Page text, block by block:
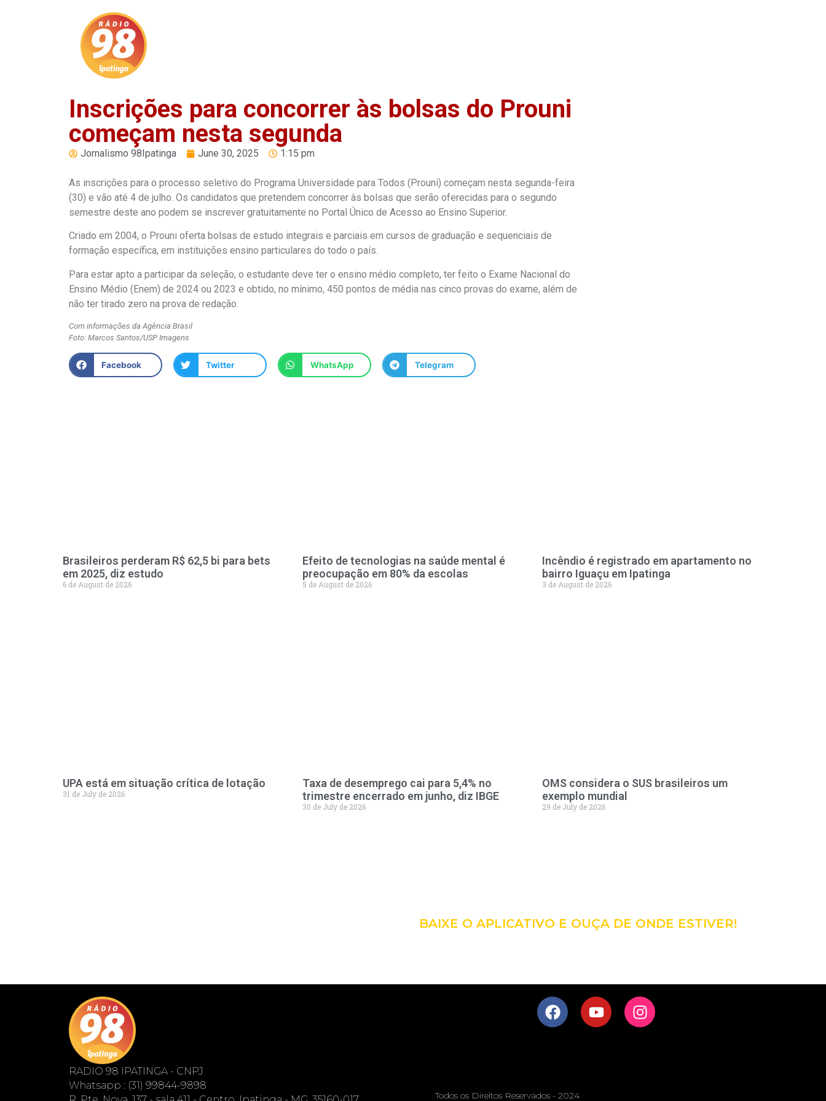
Inscrições para concorrer às bolsas do Prouni
começam nesta segunda
Jornalismo 98Ipatinga June 30, 2025 1:15 pm
As inscrições para o processo seletivo do Programa Universidade para Todos (Prouni) começam nesta segunda-feira
(30) e vão até 4 de julho. Os candidatos que pretendem concorrer às bolsas que serão oferecidas para o segundo
semestre deste ano podem se inscrever gratuitamente no Portal Único de Acesso ao Ensino Superior.
Criado em 2004, o Prouni oferta bolsas de estudo integrais e parciais em cursos de graduação e sequenciais de
formação específica, em instituições ensino particulares do todo o país.
Para estar apto a participar da seleção, o estudante deve ter o ensino médio completo, ter feito o Exame Nacional do
Ensino Médio (Enem) de 2024 ou 2023 e obtido, no mínimo, 450 pontos de média nas cinco provas do exame, além de
não ter tirado zero na prova de redação.
Com informações da Agência Brasil
Foto: Marcos Santos/USP Imagens
Facebook Twitter WhatsApp Telegram
Brasileiros perderam R$ 62,5 bi para bets
em 2025, diz estudo
6 de August de 2026
Efeito de tecnologias na saúde mental é
preocupação em 80% da escolas
5 de August de 2026
Incêndio é registrado em apartamento no
bairro Iguaçu em Ipatinga
3 de August de 2026
UPA está em situação crítica de lotação
31 de July de 2026
Taxa de desemprego cai para 5,4% no
trimestre encerrado em junho, diz IBGE
30 de July de 2026
OMS considera o SUS brasileiros um
exemplo mundial
29 de July de 2026
BAIXE O APLICATIVO E OUÇA DE ONDE ESTIVER!
RADIO 98 IPATINGA - CNPJ
Whatsapp : (31) 99844-9898
Todos os Direitos Reservados - 2024